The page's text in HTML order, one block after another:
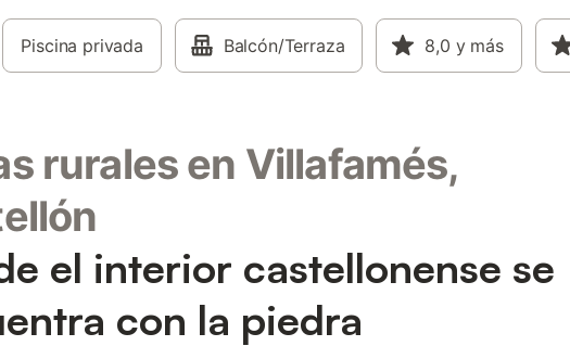
Piscina privada Balcón/Terraza 8,0 y más
rurales en Villafamés,
el interior castellonense se
con la piedra